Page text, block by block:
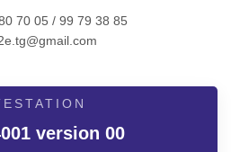
70 05 / 99 79 38 85
version 00